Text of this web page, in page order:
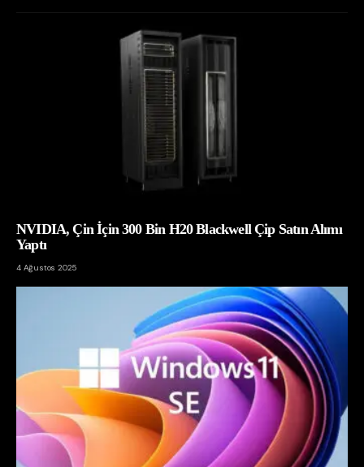
NVIDIA, Çin İçin 300 Bin H20 Blackwell Çip Satın Alımı
Yaptı
4 Ağustos 2025